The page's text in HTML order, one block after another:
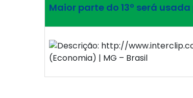
Maior parte do 13º será
(Economia) | MG – Brasil